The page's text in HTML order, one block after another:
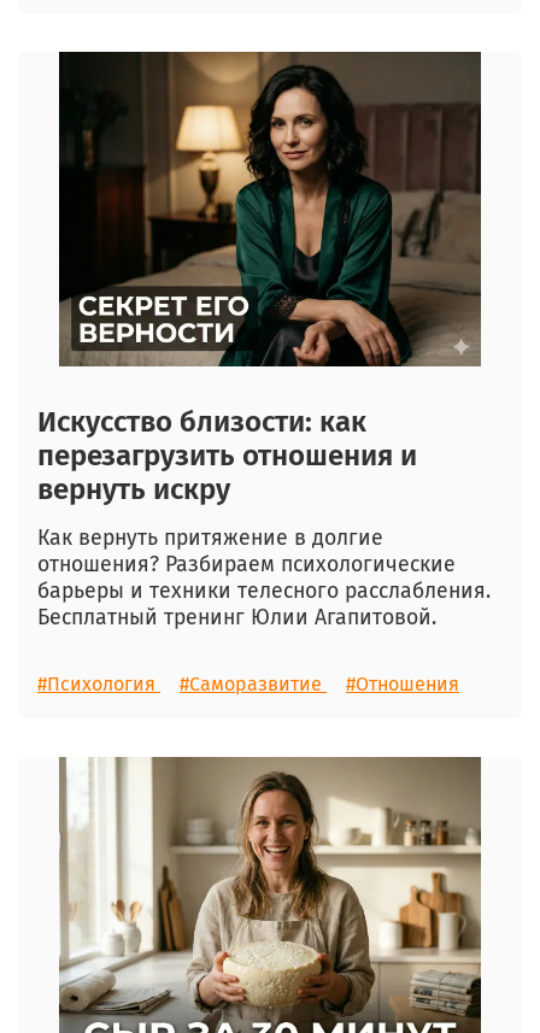
Искусство близости: как
перезагрузить отношения и
вернуть искру
Как вернуть притяжение в долгие
отношения? Разбираем психологические
барьеры и техники телесного расслабления.
Бесплатный тренинг Юлии Агапитовой.
#Психология #Саморазвитие #Отношения